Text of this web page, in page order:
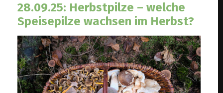
28.09.25: Herbstpilze – welche
Speisepilze wachsen im Herbst?